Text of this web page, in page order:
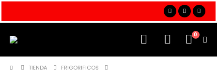
0
TIENDA
FRIGORIFICOS